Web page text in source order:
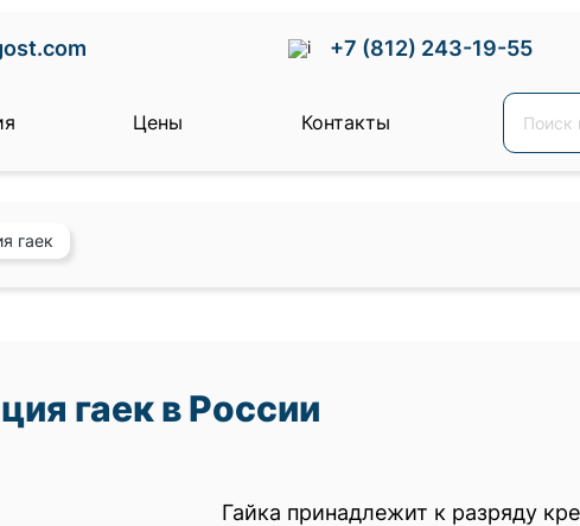
+7 (812) 243-19-55
Цены Контакты
гаек
гаек в России
Гайка принадлежит к разряду